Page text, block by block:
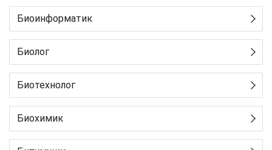
Биоинформатик
Биолог
Биотехнолог
Биохимик